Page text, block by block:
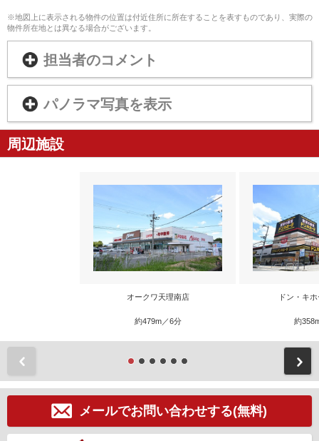
※地図上に表示される物件の位置は付近住所に所在することを表すものであり、実際の
物件所在地とは異なる場合がございます。
担当者のコメント
パノラマ写真を表示
周辺施設
オークワ天理南店
約479m／6分
ドン・キ
約
メールでお問い合わせする(無料)